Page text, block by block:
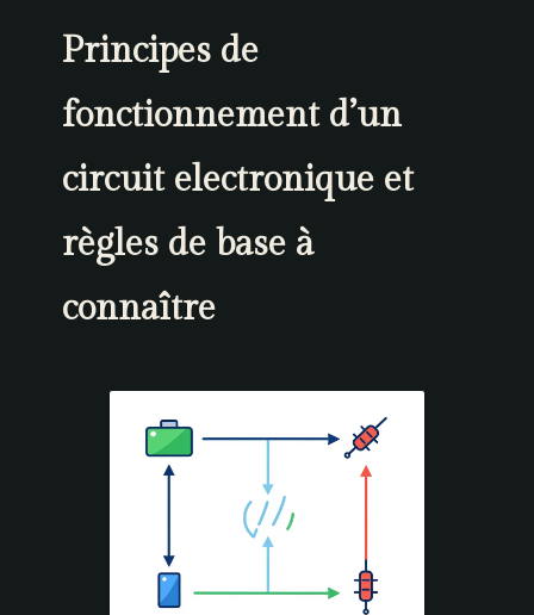
Principes de
fonctionnement d’un
circuit electronique et
règles de base à
connaître